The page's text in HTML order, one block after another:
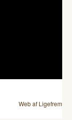
Web af Ligefrem